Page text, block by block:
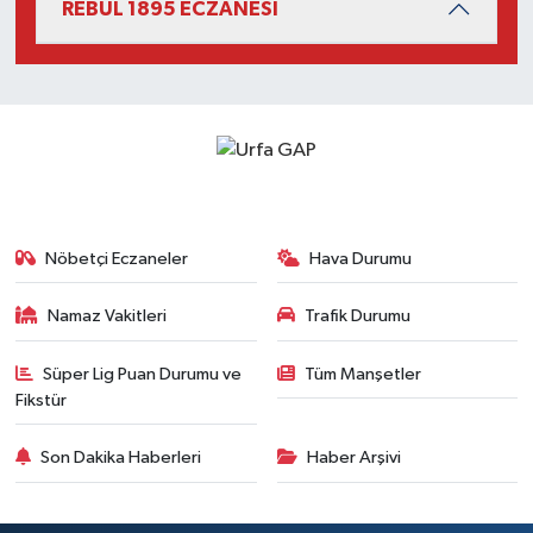
REBUL 1895 ECZANESİ
Nöbetçi Eczaneler Hava Durumu
Namaz Vakitleri Trafik Durumu
Süper Lig Puan Durumu ve
Fikstür
Tüm Manşetler
Son Dakika Haberleri Haber Arşivi